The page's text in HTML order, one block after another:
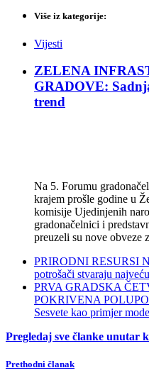
Više iz kategorije:
Vijesti
ZELENA
GRADOVE:
trend
Na 5. Forumu
krajem prošle godine u
komisije Ujedinjenih
gradonačelnici i
preuzeli su nove obveze
PRIRODNI RESURSI
potrošači stvaraju
PRVA GRADSKA
POKRIVENA
Sesvete kao primjer
Pregledaj sve članke unutar
Prethodni članak